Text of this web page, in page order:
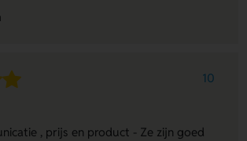
10
, prijs en product - Ze zijn goed